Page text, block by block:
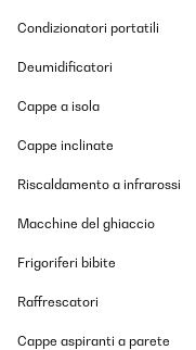
wärmer und
einmal ausprobiert,
sein.Leider ohne
Tradurre
Condizionatori portatili
Deumidificatori
Cappe a isola
Cappe inclinate
Riscaldamento a infrarossi
Macchine del ghiaccio
Frigoriferi bibite
Raffrescatori
Cappe aspiranti a parete